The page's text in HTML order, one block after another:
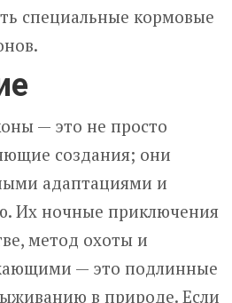
специальные кормовые
— это не просто
создания; они
адаптациями и
Их ночные приключения
метод охоты и
— это подлинные
в природе. Если